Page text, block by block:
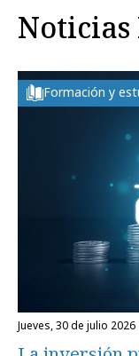
Noticias
Formación y
jueves, 30 de julio 2026